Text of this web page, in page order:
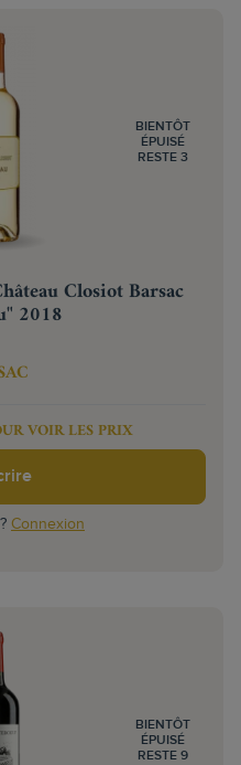
Closiot Barsac
2018
BIENTÔT
ÉPUISÉ
RESTE 3
VOIR LES PRIX
Connexion
BIENTÔT
ÉPUISÉ
RESTE 9